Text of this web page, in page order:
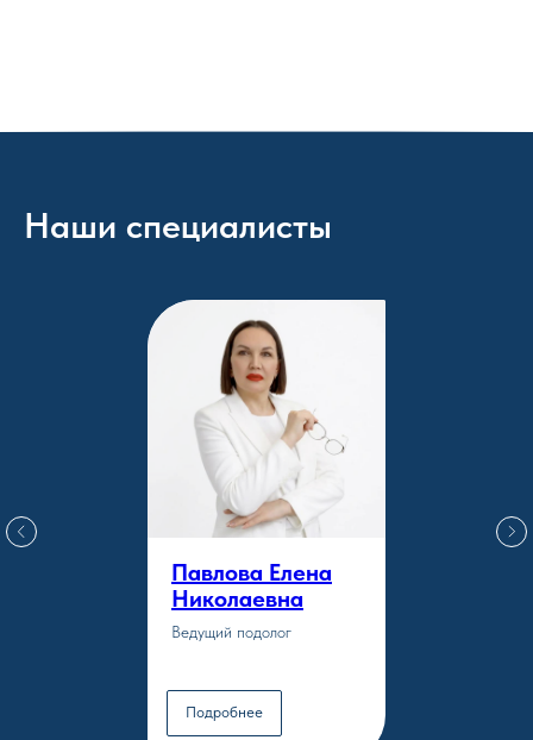
Наши специалисты
Павлова Елена
Николаевна
Ведущий подолог
Подробнее